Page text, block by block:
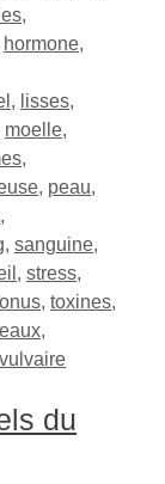
,
hormone,
, lisses,
moelle,
,
, peau,
,
, sanguine,
, stress,
, toxines,
,
vulvaire
du